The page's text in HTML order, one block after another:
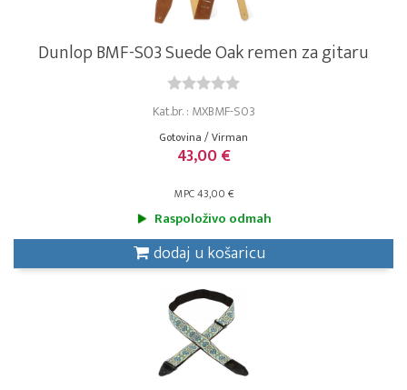
Dunlop BMF-S03 Suede Oak remen za gitaru
Kat.br. : MXBMF-S03
Gotovina / Virman
43,00 €
MPC 43,00 €
Raspoloživo odmah
dodaj u košaricu